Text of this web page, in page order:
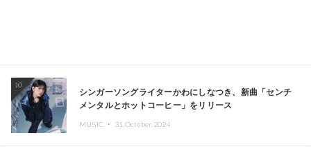
10
シンガーソングライターかわにしなつき、新曲「センチ
メンタルとホットコーヒー」をリリース
MUSIC ・ 31.October.2024